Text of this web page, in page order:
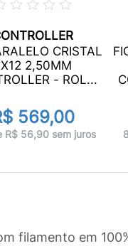
CRISTAL
2,50MM
- ROL...
569,00
R$ 56,90 sem juros
filamento em